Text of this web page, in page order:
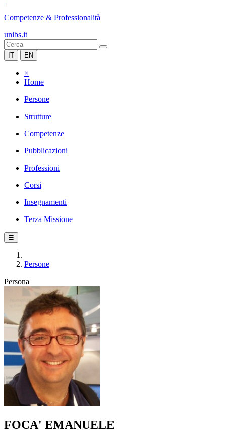
Competenze & Professionalità
unibs.it
IT EN
×
Home
Persone
Strutture
Competenze
Pubblicazioni
Professioni
Corsi
Insegnamenti
Terza Missione
☰
Persone
Persona
FOCA' EMANUELE